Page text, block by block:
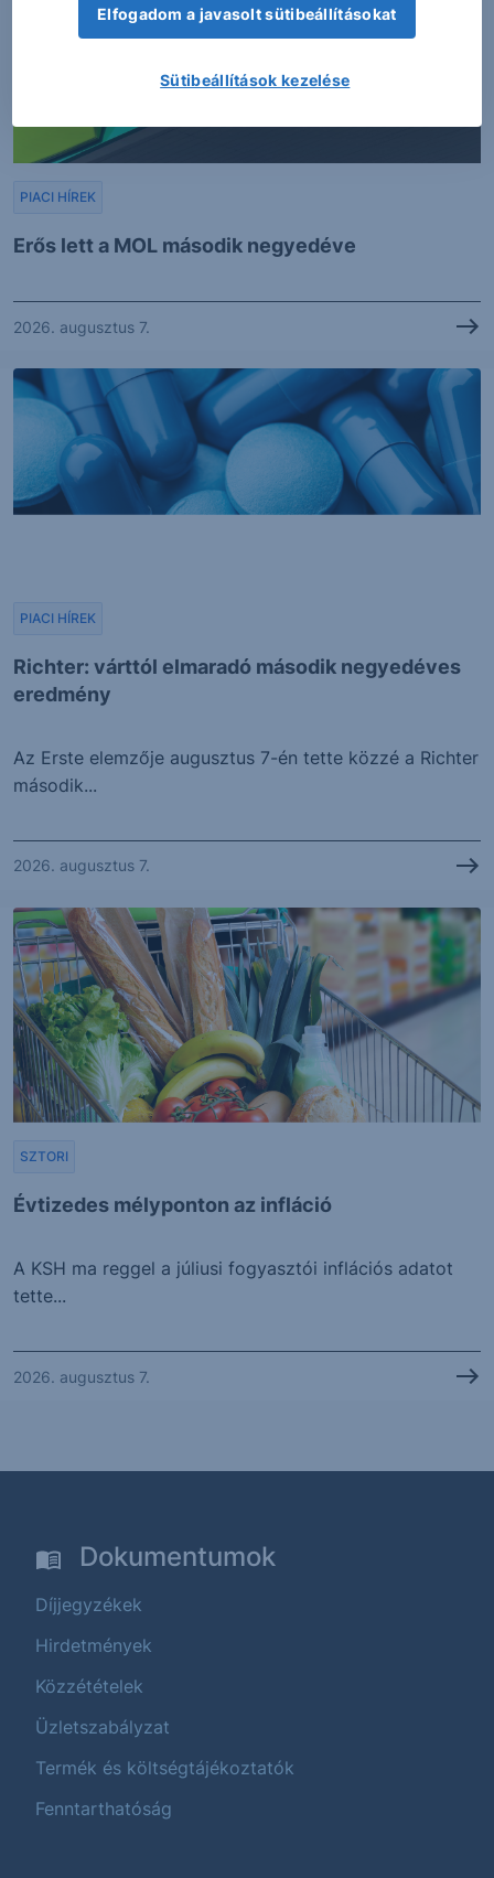
Erős lett a MOL második negyedéve
PIACI HÍREK
2026. augusztus 7.
Richter: várttól elmaradó második negyedéves
eredmény
PIACI HÍREK
Az Erste elemzője augusztus 7-én tette közzé a Richter
második...
2026. augusztus 7.
Évtizedes mélyponton az infláció
SZTORI
A KSH ma reggel a júliusi fogyasztói inflációs adatot
tette...
2026. augusztus 7.
Dokumentumok
Díjjegyzékek
Hirdetmények
Közzétételek
Üzletszabályzat
Termék és költségtájékoztatók
Fenntarthatóság
Elfogadom a javasolt sütibeállításokat
Sütibeállítások kezelése